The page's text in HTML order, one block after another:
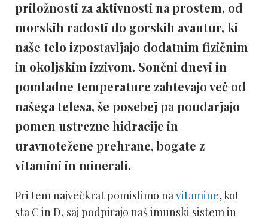
priložnosti za aktivnosti na prostem, od
morskih radosti do gorskih avantur, ki
naše telo izpostavljajo dodatnim fizičnim
in okoljskim izzivom. Sončni dnevi in
pomladne temperature zahtevajo več od
našega telesa, še posebej pa poudarjajo
pomen ustrezne hidracije in
uravnotežene prehrane, bogate z
vitamini in minerali.
Pri tem največkrat pomislimo navitamine, kot
sta C in D, saj podpirajo naš imunski sistem in